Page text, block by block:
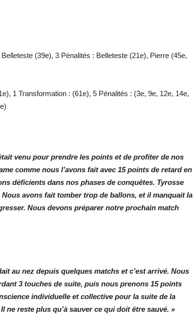
(39e), 3 Pénalités : Belleteste (21e), Pierre (45e,
1 Transformation : (61e), 5 Pénalités : (3e, 9e, 12e, 14e,
venu pour prendre les points et de profiter de nos
comme nous l’avons fait avec 15 points de retard en
déficients dans nos phases de conquêtes. Tyrosse
avons fait tomber trop de ballons, et il manquait la
Nous devons préparer notre prochain match
au nez depuis quelques matchs et c’est arrivé. Nous
3 touches de suite, puis nous prenons 15 points
individuelle et collective pour la suite de la
reste plus qu’à sauver ce qui doit être sauvé. »